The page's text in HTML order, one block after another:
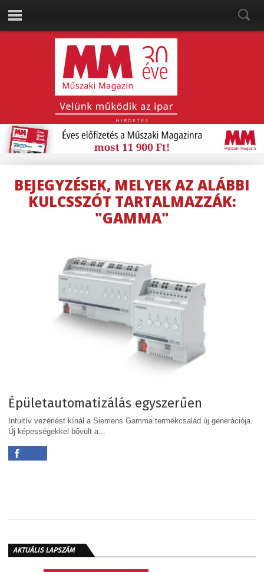
HIRDETÉS
BEJEGYZÉSEK, MELYEK AZ ALÁBBI
KULCSSZÓT TARTALMAZZÁK:
"GAMMA"
Épületautomatizálás egyszerűen
Intuitív vezérlést kínál a Siemens Gamma termékcsalád új generációja.
Új képességekkel bővült a...
AKTUÁLIS LAPSZÁM